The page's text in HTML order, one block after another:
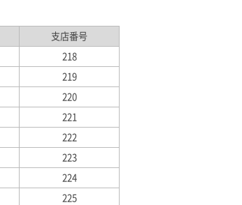
支店番号
218
219
220
221
222
223
224
225